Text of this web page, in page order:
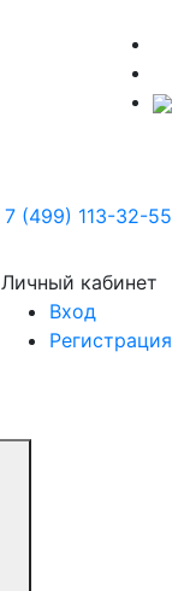
7 (499) 113-32-55
Личный кабинет
Вход
Регистрация